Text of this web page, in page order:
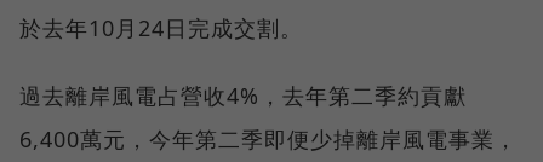
於去年10月24日完成交割。
過去離岸風電占營收4%，去年第二季約貢獻
6,400萬元，今年第二季即便少掉離岸風電事業，